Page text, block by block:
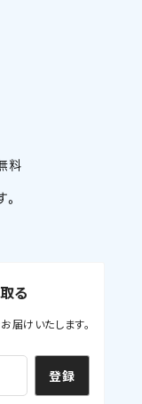
料
る
届けいたします。
登録